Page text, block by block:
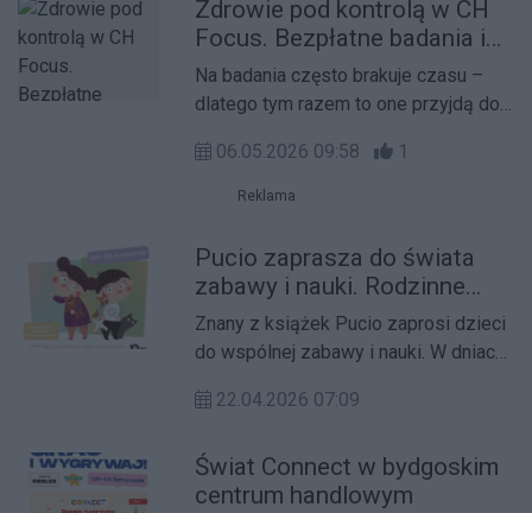
CoComelon oraz kiermasz winyli
pełen unikatowych brzmień.
Zdrowie pod kontrolą w CH
Focus. Bezpłatne badania i
konsultacje już 9 maja
Na badania często brakuje czasu –
dlatego tym razem to one przyjdą do
będzie można bezpłatnie sprawdzić
stan zdrowia i skonsultować się ze
06.05.2026 09:58 1
Reklama
Pucio zaprasza do świata
zabawy i nauki. Rodzinne
wydarzenie w Focus
Bydgoszcz
Znany z książek Pucio zaprosi dzieci
do wspólnej zabawy i nauki. W dniach
zamieni się w przestrzeń pełną
aktywności i edukacyjnych
doświadczeń dla najmłodszych.
22.04.2026 07:09
Świat Connect w bydgoskim
centrum handlowym